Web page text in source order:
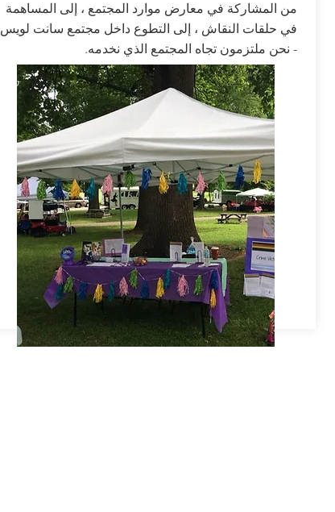
من المشاركة في معارض موارد المجتمع ، إلى المساهمة
في حلقات النقاش ، إلى التطوع داخل مجتمع سانت لويس
- نحن ملتزمون تجاه المجتمع الذي نخدمه.